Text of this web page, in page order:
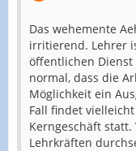
Das wehemente
irritierend. Lehrer
öffentlichen Dienst
normal, dass die
Möglichkeit ein
Fall findet
Kerngeschäft
Lehrkräften